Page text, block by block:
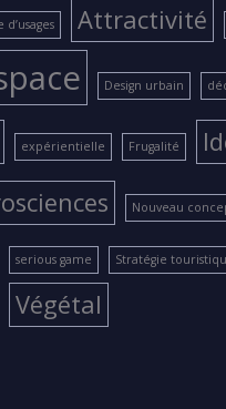
Attractivité
Design urbain
expérientielle Frugalité
Nouveau
serious game Stratégie
Végétal